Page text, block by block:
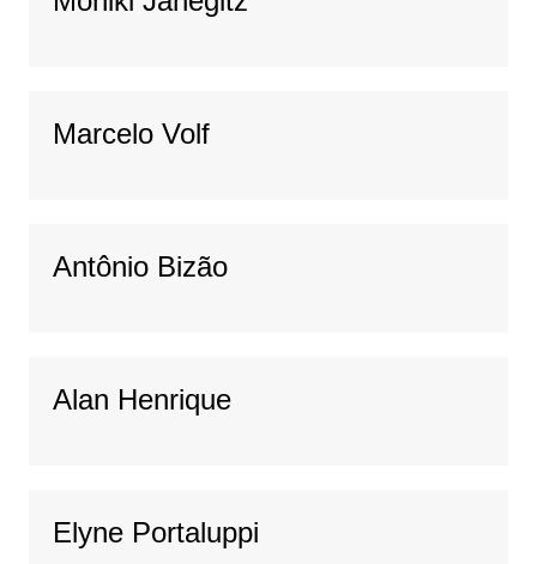
Marcelo Volf
Antônio Bizão
Alan Henrique
Elyne Portaluppi